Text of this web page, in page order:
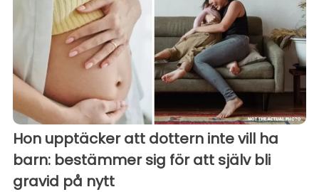
Hon upptäcker att dottern inte vill ha
barn: bestämmer sig för att själv bli
gravid på nytt